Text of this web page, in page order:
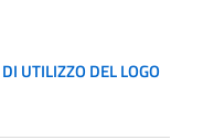
UTILIZZO DEL LOGO